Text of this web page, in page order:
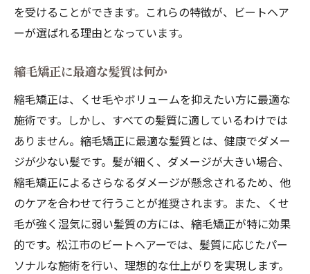
縮毛矯正技術が可能にする髪質改善の未来
未来を見据えた縮毛矯正の進化
技術革新がもたらす髪質改善の可能性
次世代縮毛矯正がもたらす髪の未来
髪質改善の未来を変えるビートヘアー
縮毛矯正が切り拓く新たな髪質改善の世界
を受けることができます。これらの特徴が、ビートヘア
ーが選ばれる理由となっています。
縮毛矯正に最適な髪質は何か
縮毛矯正は、くせ毛やボリュームを抑えたい方に最適な
施術です。しかし、すべての髪質に適しているわけでは
ありません。縮毛矯正に最適な髪質とは、健康でダメー
ジが少ない髪です。髪が細く、ダメージが大きい場合、
縮毛矯正によるさらなるダメージが懸念されるため、他
のケアを合わせて行うことが推奨されます。また、くせ
毛が強く湿気に弱い髪質の方には、縮毛矯正が特に効果
的です。松江市のビートヘアーでは、髪質に応じたパー
ソナルな施術を行い、理想的な仕上がりを実現します。